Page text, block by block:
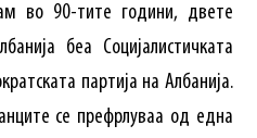
во 90-тите години, двете
беа Социјалистичката
партија на Албанија.
се префрлуваа од една